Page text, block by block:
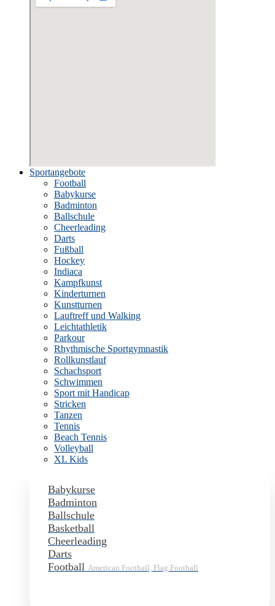
Sportangebote
Football
Babykurse
Badminton
Ballschule
Cheerleading
Darts
Fußball
Hockey
Indiaca
Kampfkunst
Kinderturnen
Kunstturnen
Lauftreff und Walking
Leichtathletik
Parkour
Rhythmische Sportgymnastik
Rollkunstlauf
Schachsport
Schwimmen
Sport mit Handicap
Stricken
Tanzen
Tennis
Beach Tennis
Volleyball
XL Kids
Babykurse
Badminton
Ballschule
Basketball
Cheerleading
Darts
Football American Football, Flag Football